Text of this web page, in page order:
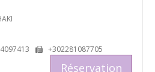
+302281087705
Réservation